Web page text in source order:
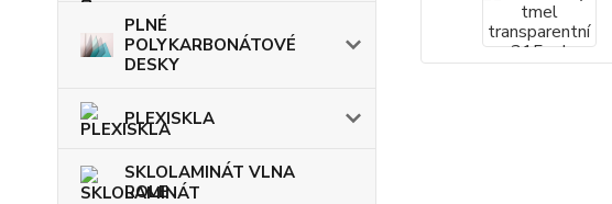
PLNÉ
POLYKARBONÁTOVÉ
DESKY
PLEXISKLA
SKLOLAMINÁT VLNA
ROLE